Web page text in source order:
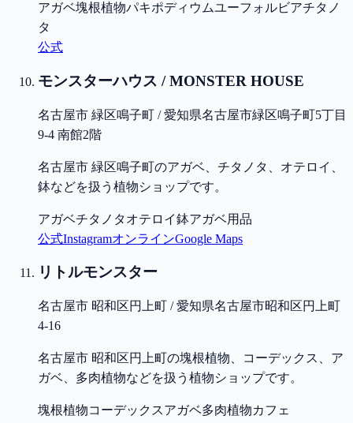
アガベ塊根植物パキポディウムユーフォルビアチタノ
タ
公式
モンスターハウス / MONSTER HOUSE
名古屋市 緑区鳴子町 / 愛知県名古屋市緑区鳴子町5丁目
9-4 南館2階
名古屋市 緑区鳴子町のアガベ、チタノタ、オテロイ、
鉢などを扱う植物ショップです。
アガベチタノタオテロイ鉢アガベ用品
公式InstagramオンラインGoogle Maps
リトルモンスター
名古屋市 昭和区円上町 / 愛知県名古屋市昭和区円上町
4-16
名古屋市 昭和区円上町の塊根植物、コーデックス、ア
ガベ、多肉植物などを扱う植物ショップです。
塊根植物コーデックスアガベ多肉植物カフェ